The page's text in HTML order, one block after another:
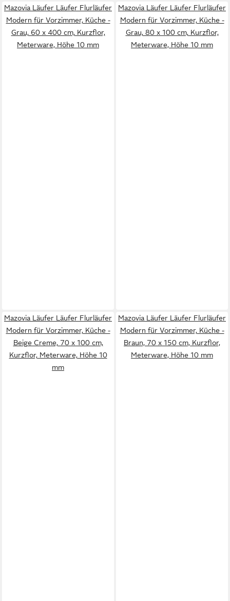
Mazovia Läufer Läufer Flurläufer
Modern für Vorzimmer, Küche -
Grau, 60 x 400 cm, Kurzflor,
Meterware, Höhe 10 mm
Mazovia Läufer Läufer Flurläufer
Modern für Vorzimmer, Küche -
Grau, 80 x 100 cm, Kurzflor,
Meterware, Höhe 10 mm
Mazovia Läufer Läufer Flurläufer
Modern für Vorzimmer, Küche -
Beige Creme, 70 x 100 cm,
Kurzflor, Meterware, Höhe 10
mm
Mazovia Läufer Läufer Flurläufer
Modern für Vorzimmer, Küche -
Braun, 70 x 150 cm, Kurzflor,
Meterware, Höhe 10 mm